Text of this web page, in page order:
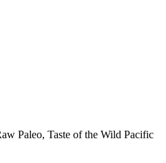
Paleo, Taste of the Wild Pacific